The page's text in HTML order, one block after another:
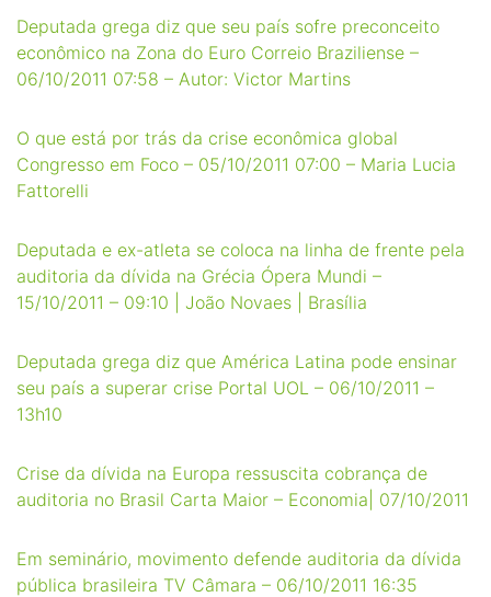
Deputada grega diz que seu país sofre preconceito
econômico na Zona do Euro Correio Braziliense –
06/10/2011 07:58 – Autor: Victor Martins
O que está por trás da crise econômica global
Congresso em Foco – 05/10/2011 07:00 – Maria Lucia
Fattorelli
Deputada e ex-atleta se coloca na linha de frente pela
auditoria da dívida na Grécia Ópera Mundi –
15/10/2011 – 09:10 | João Novaes | Brasília
Deputada grega diz que América Latina pode ensinar
seu país a superar crise Portal UOL – 06/10/2011 –
13h10
Crise da dívida na Europa ressuscita cobrança de
auditoria no Brasil Carta Maior – Economia| 07/10/2011
Em seminário, movimento defende auditoria da dívida
pública brasileira TV Câmara – 06/10/2011 16:35